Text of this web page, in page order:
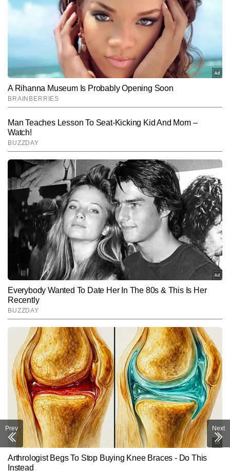
कार्यरत हैं और मीडिया में 9 वर्षों का अनुभव रखते हैं। जर्नलिज़्म में मास्टर्स डिग्री
हासिल करने के बाद से ही वे न्यूजरूम के विभिन्न आयामों—कॉपी एडिटिंग, कंटेंट
क्यूरेशन और रियल-टाइम न्यूज मॉनिटरिंग में दक्षता के साथ काम कर रहे हैं।
राष्ट्रीय, अंतरराष्ट्रीय और ब्रेकिंग न्यूज पर उनकी मजबूत पकड़ है। अनुराग खबरों
की बारीकियों को समझने, फैक्ट चेकिंग और स्टोरी के अहम पहलुओं को पाठकों तक
सरल भाषा में पहुंचाने के लिए जाने जाते हैं। उन्होंने अब तक 10 हजार से अधिक
खबरें प्रकाशित की हैं, जिनमें ब्रेकिंग अपडेट्स, एनालिटिकल कंटेंट, स्पेशल
स्टोरीज और न्यूज एक्सप्लेनर्स शामिल हैं।
Subscribe to our daily Newsletter!
Prev Next